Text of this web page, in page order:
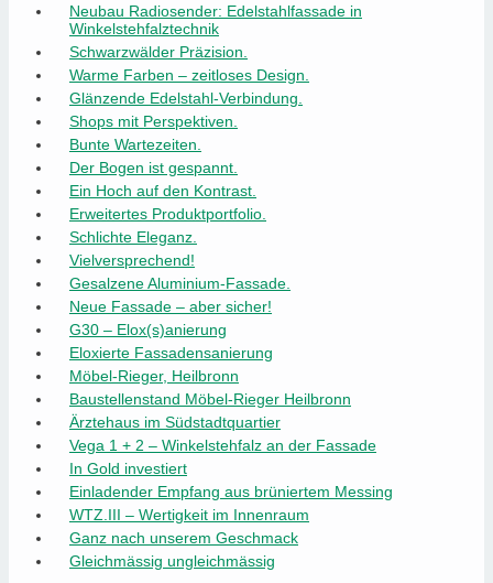
Neubau Radiosender: Edelstahlfassade in
Winkelstehfalztechnik
Schwarzwälder Präzision.
Warme Farben – zeitloses Design.
Glänzende Edelstahl-Verbindung.
Shops mit Perspektiven.
Bunte Wartezeiten.
Der Bogen ist gespannt.
Ein Hoch auf den Kontrast.
Erweitertes Produktportfolio.
Schlichte Eleganz.
Vielversprechend!
Gesalzene Aluminium-Fassade.
Neue Fassade – aber sicher!
G30 – Elox(s)anierung
Eloxierte Fassadensanierung
Möbel-Rieger, Heilbronn
Baustellenstand Möbel-Rieger Heilbronn
Ärztehaus im Südstadtquartier
Vega 1 + 2 – Winkelstehfalz an der Fassade
In Gold investiert
Einladender Empfang aus brüniertem Messing
WTZ.III – Wertigkeit im Innenraum
Ganz nach unserem Geschmack
Gleichmässig ungleichmässig